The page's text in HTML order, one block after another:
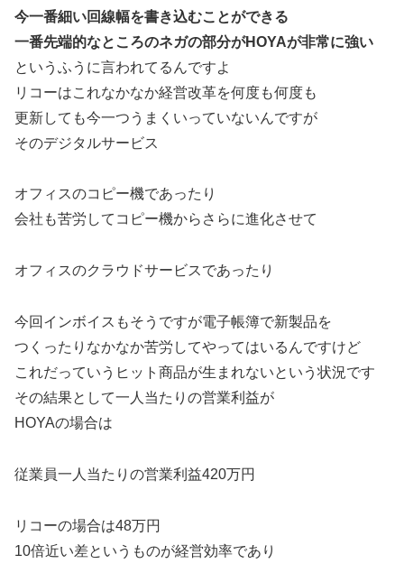
今一番細い回線幅を書き込むことができる
一番先端的なところのネガの部分がHOYAが非常に強い
というふうに言われてるんですよ
リコーはこれなかなか経営改革を何度も何度も
更新しても今一つうまくいっていないんですが
そのデジタルサービス
オフィスのコピー機であったり
会社も苦労してコピー機からさらに進化させて
オフィスのクラウドサービスであったり
今回インボイスもそうですが電子帳簿で新製品を
つくったりなかなか苦労してやってはいるんですけど
これだっていうヒット商品が生まれないという状況です
その結果として一人当たりの営業利益が
HOYAの場合は
従業員一人当たりの営業利益420万円
リコーの場合は48万円
10倍近い差というものが経営効率であり